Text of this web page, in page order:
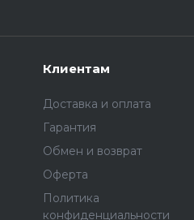
Клиентам
Доставка и оплата
Гарантия
Обмен и возврат
Оферта
Политика
конфиденциальности